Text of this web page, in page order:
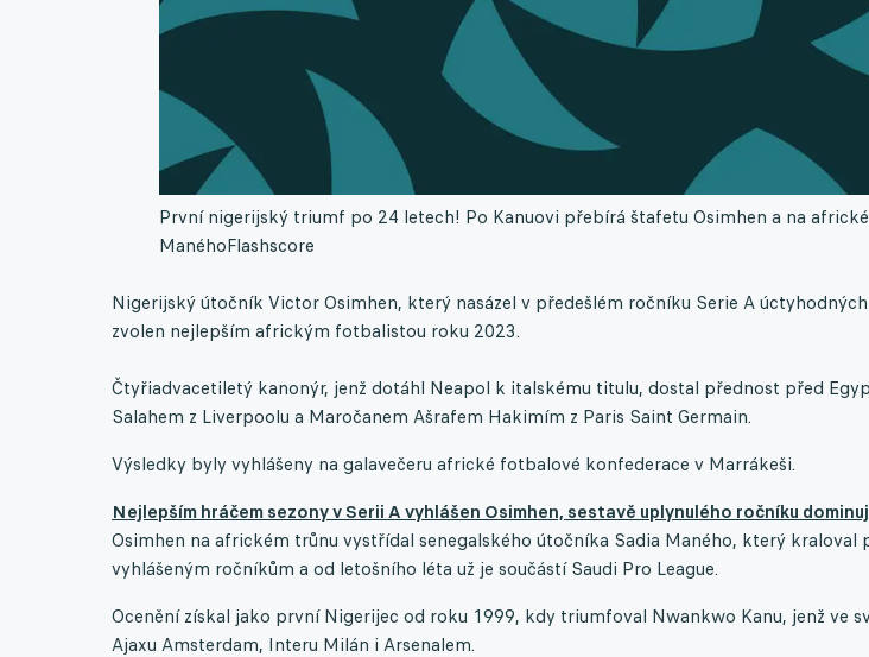
První nigerijský triumf po 24 letech! Po Kanuovi přebírá štafetu Osimhen a na
ManéhoFlashscore
Nigerijský útočník Victor Osimhen, který nasázel v předešlém ročníku Serie A
zvolen nejlepším africkým fotbalistou roku 2023.
Čtyřiadvacetiletý kanonýr, jenž dotáhl Neapol k italskému titulu, dostal přednost před
Salahem z Liverpoolu a Maročanem Ašrafem Hakimím z Paris Saint Germain.
Výsledky byly vyhlášeny na galavečeru africké fotbalové konfederace v Marrákeši.
Nejlepším hráčem sezony v Serii A vyhlášen Osimhen, sestavě uplynulého ročníku
Osimhen na africkém trůnu vystřídal senegalského útočníka Sadia Maného, který kraloval
vyhlášeným ročníkům a od letošního léta už je součástí Saudi Pro League.
Ocenění získal jako první Nigerijec od roku 1999, kdy triumfoval Nwankwo Kanu, jenž ve
Ajaxu Amsterdam, Interu Milán i Arsenalem.